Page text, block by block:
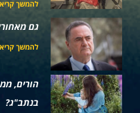
להמשך
גם
להמשך
הורים,
בנתב"ג?